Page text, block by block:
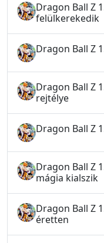
Dragon Ball Z
felülkerekedik
Dragon Ball Z
Dragon Ball Z
rejtélye
Dragon Ball Z
Dragon Ball Z
mágia kialszik
Dragon Ball Z
éretten